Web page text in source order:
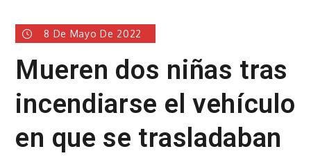
8 De Mayo De 2022
Mueren dos niñas tras
incendiarse el vehículo
en que se trasladaban